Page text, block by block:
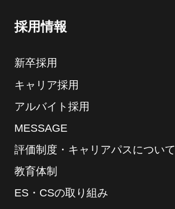
採用情報
新卒採用
キャリア採用
アルバイト採用
MESSAGE
評価制度・キャリアパスについて
教育体制
ES・CSの取り組み